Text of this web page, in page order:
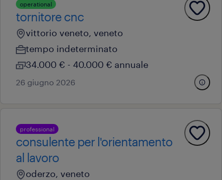
operational
tornitore cnc
vittorio veneto, veneto
tempo indeterminato
34.000 € - 40.000 € annuale
26 giugno 2026
professional
consulente per l'orientamento
al lavoro
oderzo, veneto